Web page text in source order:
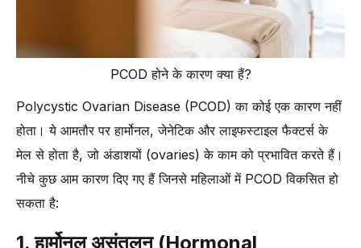
PCOD होने के कारण क्या हैं?
Polycystic Ovarian Disease (PCOD) का कोई एक कारण नहीं
होता। ये आमतौर पर हार्मोनल, जेनेटिक और लाइफस्टाइल फैक्टर्स के
मेल से होता है, जो अंडाशयों (ovaries) के काम को प्रभावित करते हैं।
नीचे कुछ आम कारण दिए गए हैं जिनसे महिलाओं में PCOD विकसित हो
सकता है:
1. हार्मोनल असंतुलन (Hormonal